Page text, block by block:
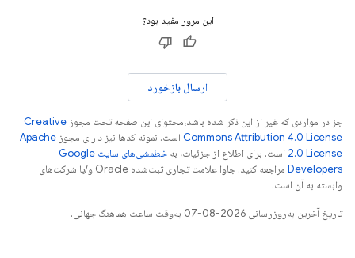
این مرور مفید بود؟
ارسال بازخورد
جز در مواردی که غیر از این ذکر شده باشد،‌محتوای این صفحه تحت مجوز Creative
Commons Attribution 4.0 License است. نمونه کدها نیز دارای مجوز Apache
2.0 License است. برای اطلاع از جزئیات، به
خطمشی‌های سایت Google
Developers‏
مراجعه کنید. جاوا علامت تجاری ثبت‌شده Oracle و/یا شرکت‌های
وابسته به آن است.
تاریخ آخرین به‌روزرسانی 2026-08-07 به‌وقت ساعت هماهنگ جهانی.